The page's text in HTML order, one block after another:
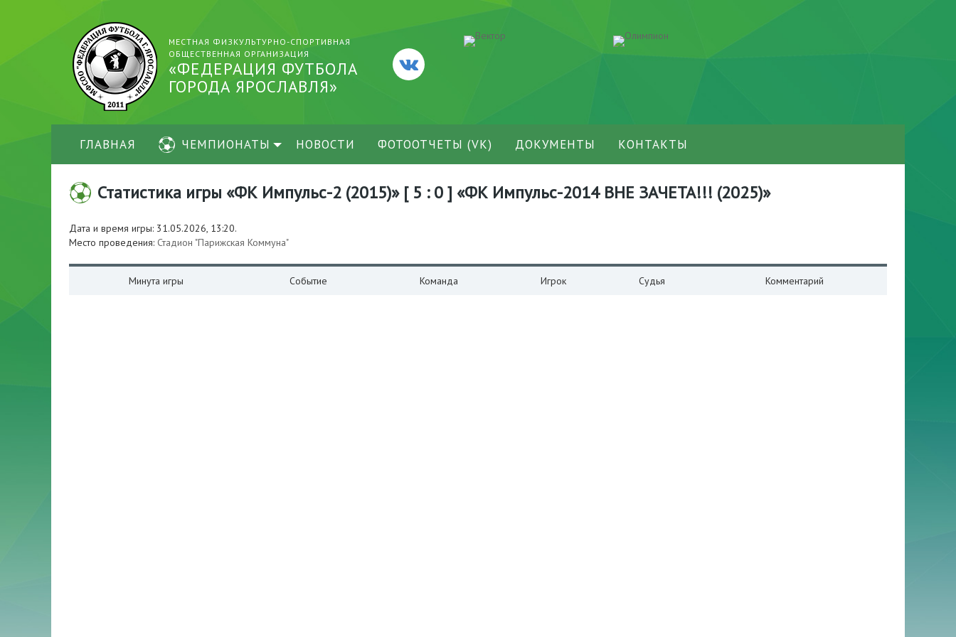
МЕСТНАЯ ФИЗКУЛЬТУРНО-СПОРТИВНАЯ
ОБЩЕСТВЕННАЯ ОРГАНИЗАЦИЯ
«ФЕДЕРАЦИЯ ФУТБОЛА
ГОРОДА ЯРОСЛАВЛЯ»
ГЛАВНАЯ ЧЕМПИОНАТЫ НОВОСТИ ФОТООТЧЕТЫ (VK) ДОКУМЕНТЫ КОНТАКТЫ
Статистика игры «ФК Импульс-2 (2015)» [ 5 : 0 ] «ФК Импульс-2014 ВНЕ ЗАЧЕТА!!! (2025)»
Дата и время игры: 31.05.2026, 13:20.
Место проведения: Стадион "Парижская Коммуна"
Минута игры Событие Команда Игрок Судья Комментарий